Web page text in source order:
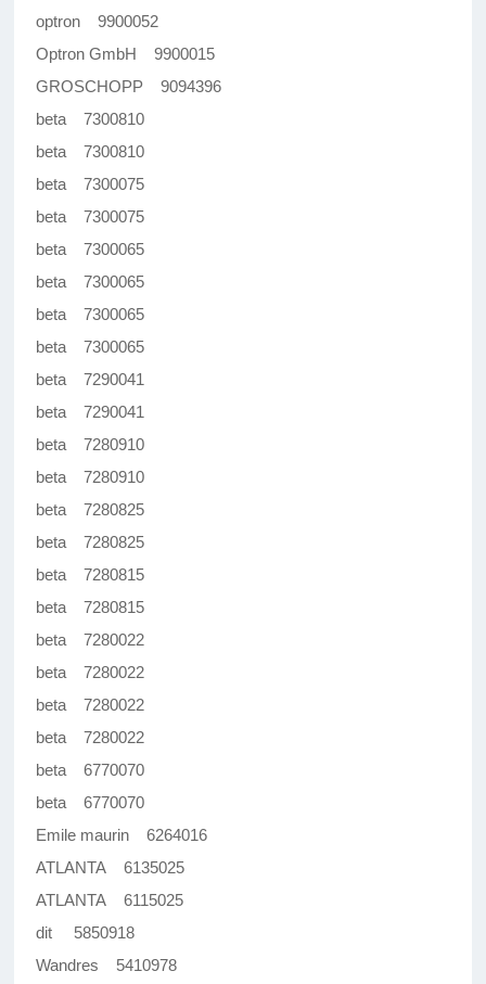
optron 9900052
Optron GmbH 9900015
GROSCHOPP 9094396
beta 7300810
beta 7300810
beta 7300075
beta 7300075
beta 7300065
beta 7300065
beta 7300065
beta 7300065
beta 7290041
beta 7290041
beta 7280910
beta 7280910
beta 7280825
beta 7280825
beta 7280815
beta 7280815
beta 7280022
beta 7280022
beta 7280022
beta 7280022
beta 6770070
beta 6770070
Emile maurin 6264016
ATLANTA 6135025
ATLANTA 6115025
dit 5850918
Wandres 5410978